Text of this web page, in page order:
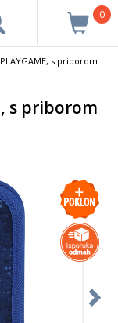
0
s priborom
s priborom